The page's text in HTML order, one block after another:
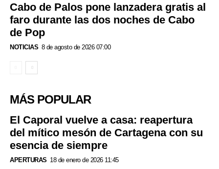
Cabo de Palos pone lanzadera gratis al
faro durante las dos noches de Cabo
de Pop
NOTICIAS 8 de agosto de 2026 07:00
MÁS POPULAR
El Caporal vuelve a casa: reapertura
del mítico mesón de Cartagena con su
esencia de siempre
APERTURAS 18 de enero de 2026 11:45